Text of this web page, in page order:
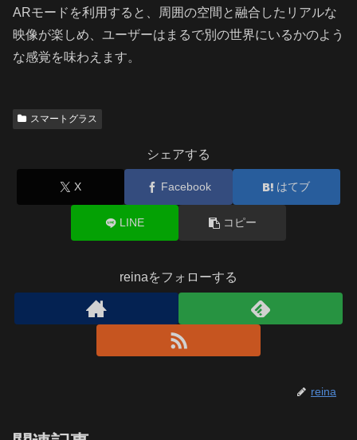
ARモードを利用すると、周囲の空間と融合したリアルな
映像が楽しめ、ユーザーはまるで別の世界にいるかのよう
な感覚を味わえます。
スマートグラス
シェアする
X Facebook はてブ
LINE コピー
reinaをフォローする
reina